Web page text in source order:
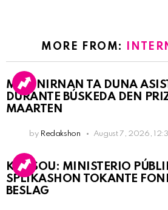
MORE FROM:
MARINIRNAN TA DUNA
DURANTE BÚSKEDA DEN
MAARTEN
by Redakshon August 7, 2026,
KORSOU: MINISTERIO
SPLIKASHON TOKANTE
BESLAG